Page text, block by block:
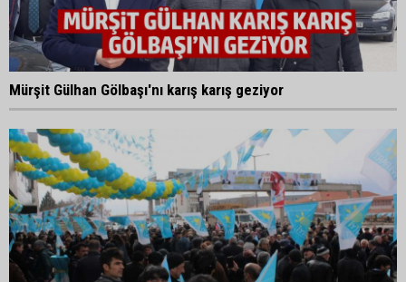
Mürşit Gülhan Gölbaşı'nı karış karış geziyor